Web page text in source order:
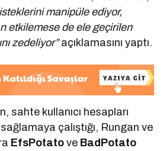
manipüle ediyor,
etkilemese de ele geçirilen
zedeliyor”açıklamasını yaptı.
sahte kullanıcı hesapları
çalıştığı, Rungan ve
EfsPotato ve BadPotato